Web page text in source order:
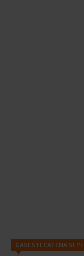
GASESTI CATENA SI PE